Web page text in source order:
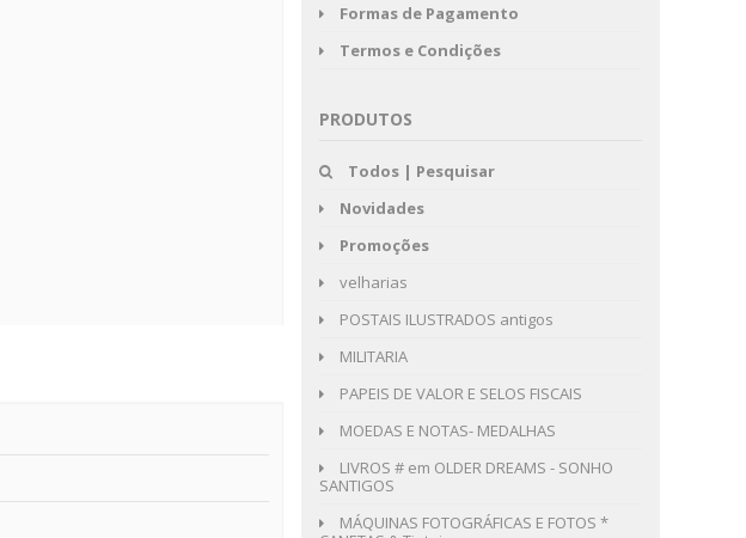
Formas de Pagamento
Termos e Condições
PRODUTOS
Todos | Pesquisar
Novidades
Promoções
velharias
POSTAIS ILUSTRADOS antigos
MILITARIA
PAPEIS DE VALOR E SELOS FISCAIS
MOEDAS E NOTAS- MEDALHAS
LIVROS # em OLDER DREAMS - SONHO
SANTIGOS
MÁQUINAS FOTOGRÁFICAS E FOTOS *